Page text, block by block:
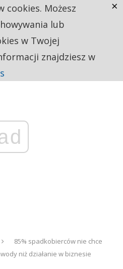
85% spadkobierców nie chce
niż działanie w biznesie
cookies. Możesz
lub
w Twojej
znajdziesz w
×